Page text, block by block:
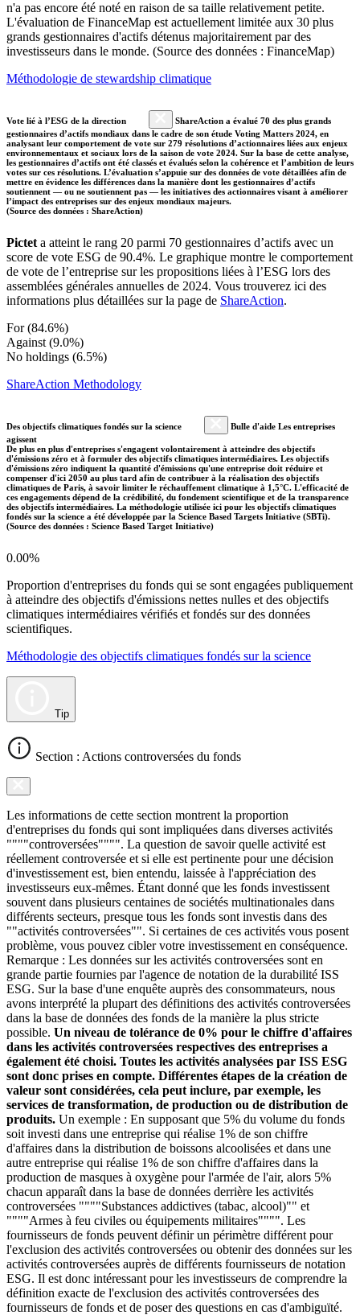
n'a pas encore été noté en raison de sa taille relativement petite.
L'évaluation de FinanceMap est actuellement limitée aux 30 plus
grands gestionnaires d'actifs détenus majoritairement par des
investisseurs dans le monde. (Source des données : FinanceMap)
Méthodologie de stewardship climatique
Vote lié à l’ESG de la direction
ShareAction a évalué 70 des plus grands
gestionnaires d’actifs mondiaux dans le cadre de son étude Voting Matters 2024, en
analysant leur comportement de vote sur 279 résolutions d’actionnaires liées aux enjeux
environnementaux et sociaux lors de la saison de vote 2024. Sur la base de cette analyse,
les gestionnaires d’actifs ont été classés et évalués selon la cohérence et l’ambition de leurs
votes sur ces résolutions. L’évaluation s’appuie sur des données de vote détaillées afin de
mettre en évidence les différences dans la manière dont les gestionnaires d’actifs
soutiennent — ou ne soutiennent pas — les initiatives des actionnaires visant à améliorer
l’impact des entreprises sur des enjeux mondiaux majeurs.
(Source des données : ShareAction)
Pictet a atteint le rang 20 parmi 70 gestionnaires d’actifs avec un
score de vote ESG de 90.4%. Le graphique montre le comportement
de vote de l’entreprise sur les propositions liées à l’ESG lors des
assemblées générales annuelles de 2024. Vous trouverez ici des
informations plus détaillées sur la page de ShareAction.
For (84.6%)
Against (9.0%)
No holdings (6.5%)
ShareAction Methodology
Des objectifs climatiques fondés sur la science
Bulle d'aide Les entreprises
agissent
De plus en plus d'entreprises s'engagent volontairement à atteindre des objectifs
d'émissions zéro et à formuler des objectifs climatiques intermédiaires. Les objectifs
d'émissions zéro indiquent la quantité d'émissions qu'une entreprise doit réduire et
compenser d'ici 2050 au plus tard afin de contribuer à la réalisation des objectifs
climatiques de Paris, à savoir limiter le réchauffement climatique à 1,5°C. L'efficacité de
ces engagements dépend de la crédibilité, du fondement scientifique et de la transparence
des objectifs intermédiaires. La méthodologie utilisée ici pour les objectifs climatiques
fondés sur la science a été développée par la Science Based Targets Initiative (SBTi).
(Source des données : Science Based Target Initiative)
0.00%
Proportion d'entreprises du fonds qui se sont engagées publiquement
à atteindre des objectifs d'émissions nettes nulles et des objectifs
climatiques intermédiaires vérifiés et fondés sur des données
scientifiques.
Méthodologie des objectifs climatiques fondés sur la science
Tip
Section : Actions controversées du fonds
Les informations de cette section montrent la proportion
d'entreprises du fonds qui sont impliquées dans diverses activités
""""controversées"""". La question de savoir quelle activité est
réellement controversée et si elle est pertinente pour une décision
d'investissement est, bien entendu, laissée à l'appréciation des
investisseurs eux-mêmes. Étant donné que les fonds investissent
souvent dans plusieurs centaines de sociétés multinationales dans
différents secteurs, presque tous les fonds sont investis dans des
""activités controversées"". Si certaines de ces activités vous posent
problème, vous pouvez cibler votre investissement en conséquence.
Remarque : Les données sur les activités controversées sont en
grande partie fournies par l'agence de notation de la durabilité ISS
ESG. Sur la base d'une enquête auprès des consommateurs, nous
avons interprété la plupart des définitions des activités controversées
dans la base de données des fonds de la manière la plus stricte
possible. Un niveau de tolérance de 0% pour le chiffre d'affaires
dans les activités controversées respectives des entreprises a
également été choisi. Toutes les activités analysées par ISS ESG
sont donc prises en compte. Différentes étapes de la création de
valeur sont considérées, cela peut inclure, par exemple, les
services de transformation, de production ou de distribution de
produits. Un exemple : En supposant que 5% du volume du fonds
soit investi dans une entreprise qui réalise 1% de son chiffre
d'affaires dans la distribution de boissons alcoolisées et dans une
autre entreprise qui réalise 1% de son chiffre d'affaires dans la
production de masques à oxygène pour l'armée de l'air, alors 5%
chacun apparaît dans la base de données derrière les activités
controversées """"Substances addictives (tabac, alcool)"" et
""""Armes à feu civiles ou équipements militaires"""". Les
fournisseurs de fonds peuvent définir un périmètre différent pour
l'exclusion des activités controversées ou obtenir des données sur les
activités controversées auprès de différents fournisseurs de notation
ESG. Il est donc intéressant pour les investisseurs de comprendre la
définition exacte de l'exclusion des activités controversées des
fournisseurs de fonds et de poser des questions en cas d'ambiguïté.